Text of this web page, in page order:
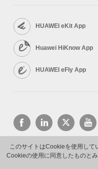
このサイトはCookieを使用して
Cookieの使用に同意したものと
HUAWEI eKit App
Huawei HiKnow App
HUAWEI eFly App
Copyright © 2026 Huawei
プライバ